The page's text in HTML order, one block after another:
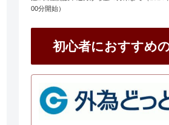
00分開始）
初心者におすすめ